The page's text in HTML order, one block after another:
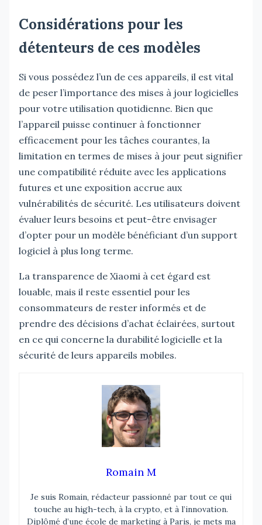
Considérations pour les
détenteurs de ces modèles
Si vous possédez l’un de ces appareils, il est vital
de peser l’importance des mises à jour logicielles
pour votre utilisation quotidienne. Bien que
l’appareil puisse continuer à fonctionner
efficacement pour les tâches courantes, la
limitation en termes de mises à jour peut signifier
une compatibilité réduite avec les applications
futures et une exposition accrue aux
vulnérabilités de sécurité. Les utilisateurs doivent
évaluer leurs besoins et peut-être envisager
d’opter pour un modèle bénéficiant d’un support
logiciel à plus long terme.
La transparence de Xiaomi à cet égard est
louable, mais il reste essentiel pour les
consommateurs de rester informés et de
prendre des décisions d’achat éclairées, surtout
en ce qui concerne la durabilité logicielle et la
sécurité de leurs appareils mobiles.
Romain M
Je suis Romain, rédacteur passionné par tout ce qui
touche au high-tech, à la crypto, et à l’innovation.
Diplômé d’une école de marketing à Paris, je mets ma